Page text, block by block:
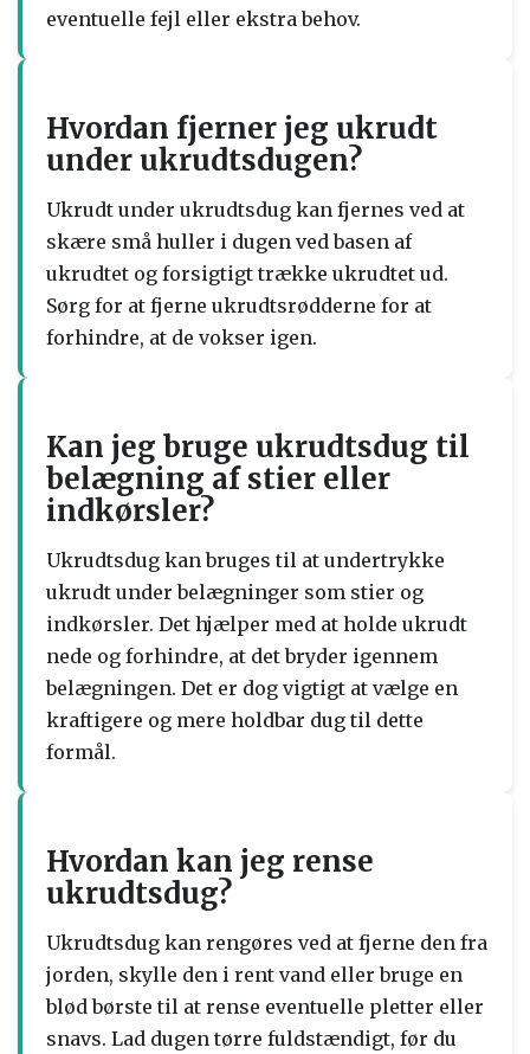
eventuelle fejl eller ekstra behov.
Hvordan fjerner jeg ukrudt
under ukrudtsdugen?
Ukrudt under ukrudtsdug kan fjernes ved at
skære små huller i dugen ved basen af ​​
ukrudtet og forsigtigt trække ukrudtet ud.
Sørg for at fjerne ukrudtsrødderne for at
forhindre, at de vokser igen.
Kan jeg bruge ukrudtsdug til
belægning af stier eller
indkørsler?
Ukrudtsdug kan bruges til at undertrykke
ukrudt under belægninger som stier og
indkørsler. Det hjælper med at holde ukrudt
nede og forhindre, at det bryder igennem
belægningen. Det er dog vigtigt at vælge en
kraftigere og mere holdbar dug til dette
formål.
Hvordan kan jeg rense
ukrudtsdug?
Ukrudtsdug kan rengøres ved at fjerne den fra
jorden, skylle den i rent vand eller bruge en
blød børste til at rense eventuelle pletter eller
snavs. Lad dugen tørre fuldstændigt, før du